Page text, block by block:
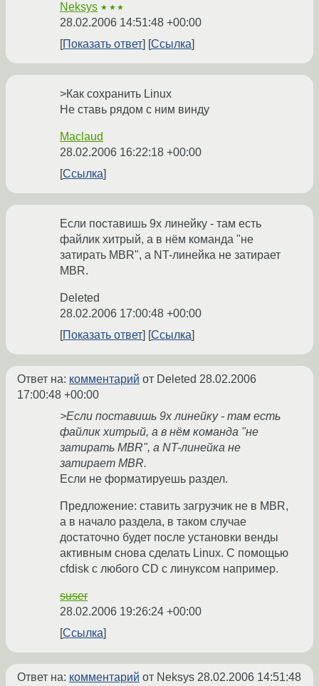
Neksys ★★★
28.02.2006 14:51:48 +00:00
Показать ответ
Ссылка
>Как сохранить Linux
Не ставь рядом с ним винду
Maclaud
28.02.2006 16:22:18 +00:00
Ссылка
Если поставишь 9х линейку - там есть
файлик хитрый, а в нём команда "не
затирать MBR", а NT-линейка не затирает
MBR.
Deleted
28.02.2006 17:00:48 +00:00
Показать ответ
Ссылка
Ответ на: комментарий от Deleted 28.02.2006
17:00:48 +00:00
>Если поставишь 9х линейку - там есть
файлик хитрый, а в нём команда "не
затирать MBR", а NT-линейка не
затирает MBR.
Если не форматируешь раздел.
Предложение: ставить загрузчик не в MBR,
а в начало раздела, в таком случае
достаточно будет после установки венды
активным снова сделать Linux. С помощью
cfdisk c любого CD с линуксом например.
suser
28.02.2006 19:26:24 +00:00
Ссылка
Ответ на: комментарий от Neksys 28.02.2006 14:51:48